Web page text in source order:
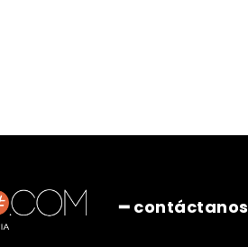
━ contáctanos